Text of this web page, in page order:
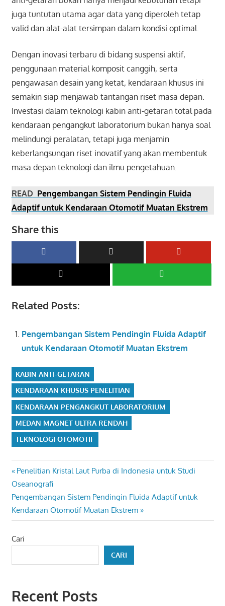
juga tuntutan utama agar data yang diperoleh tetap
valid dan alat-alat tersimpan dalam kondisi optimal.
Dengan inovasi terbaru di bidang suspensi aktif,
penggunaan material komposit canggih, serta
pengawasan desain yang ketat, kendaraan khusus ini
semakin siap menjawab tantangan riset masa depan.
Investasi dalam teknologi kabin anti-getaran total pada
kendaraan pengangkut laboratorium bukan hanya soal
melindungi peralatan, tetapi juga menjamin
keberlangsungan riset inovatif yang akan membentuk
masa depan teknologi dan ilmu pengetahuan.
READ Pengembangan Sistem Pendingin Fluida
Adaptif untuk Kendaraan Otomotif Muatan Ekstrem
Share this
Related Posts:
Pengembangan Sistem Pendingin Fluida Adaptif
untuk Kendaraan Otomotif Muatan Ekstrem
KABIN ANTI-GETARAN
KENDARAAN KHUSUS PENELITIAN
KENDARAAN PENGANGKUT LABORATORIUM
MEDAN MAGNET ULTRA RENDAH
TEKNOLOGI OTOMOTIF
Navigasi
pos
Previous
Post:
Penelitian Kristal Laut Purba di Indonesia untuk Studi
Oseanografi
Next
Post:
Pengembangan Sistem Pendingin Fluida Adaptif untuk
Kendaraan Otomotif Muatan Ekstrem
Cari
CARI
Recent Posts